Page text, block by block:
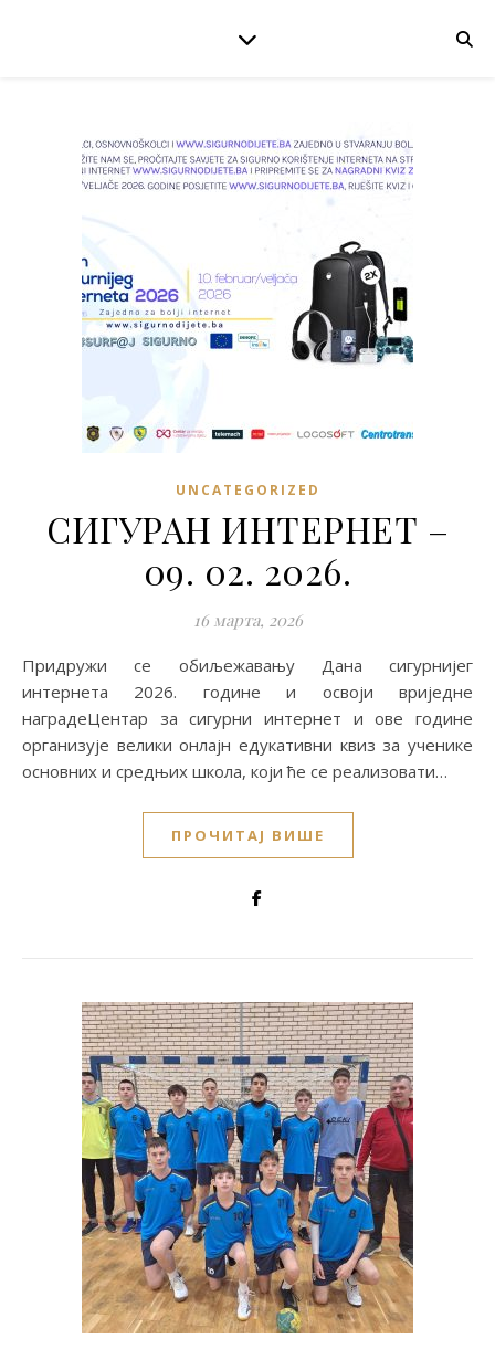
UNCATEGORIZED
СИГУРАН ИНТЕРНЕТ –
09. 02. 2026.
16 марта, 2026
Придружи се обиљежавању Дана сигурнијег
интернета 2026. године и освоји вриједне
наградеЦентар за сигурни интернет и ове године
организује велики онлајн едукативни квиз за ученике
основних и средњих школа, који ће се реализовати…
ПРОЧИТАЈ ВИШЕ